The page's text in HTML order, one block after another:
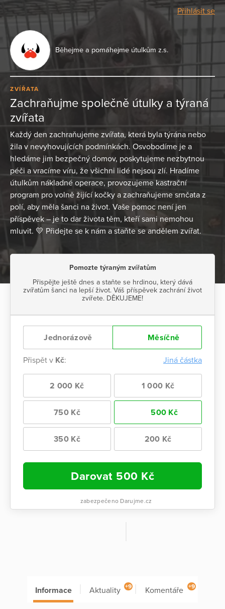
Přihlásit se
Běhejme a pomáhejme útulkům z.s.
ZVÍŘATA
Zachraňujme společně útulky a týraná
zvířata
Každý den zachraňujeme zvířata, která byla týrána nebo
žila v nevyhovujících podmínkách. Osvobodíme je a
hledáme jim bezpečný domov, poskytujeme nezbytnou
péči a vracíme víru, že všichni lidé nejsou zlí. Hradíme
útulkům nákladné operace, provozujeme kastrační
program pro volně žijící kočky a zachraňujeme srnčata z
polí, aby měla šanci na život. Vaše pomoc není jen
příspěvek – je to dar života těm, kteří sami nemohou
mluvit. 💛 Přidejte se k nám a staňte se andělem zvířat.
Pomozte týraným zvířatům
Přispějte ještě dnes a staňte se hrdinou, který dává
zvířatům šanci na lepší život. Váš příspěvek zachrání život
zvířete. DĚKUJEME!
Jednorázově Měsíčně
Přispět v Kč: Jiná částka
2 000 Kč 1 000 Kč
750 Kč 500 Kč
350 Kč 200 Kč
Darovat 500 Kč
zabezpečeno Darujme.cz
Informace Aktuality +9 Komentáře +9